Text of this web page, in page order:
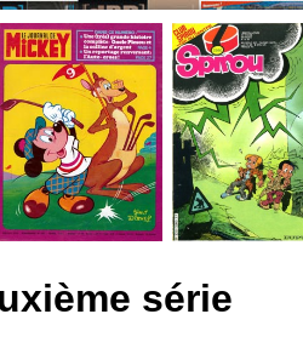
série